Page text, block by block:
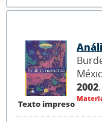
Texto impreso
2002.